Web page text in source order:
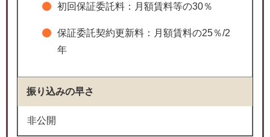
初回保証委託料：月額賃料等の30％
保証委託契約更新料：月額賃料の25％/2
年
振り込みの早さ
非公開